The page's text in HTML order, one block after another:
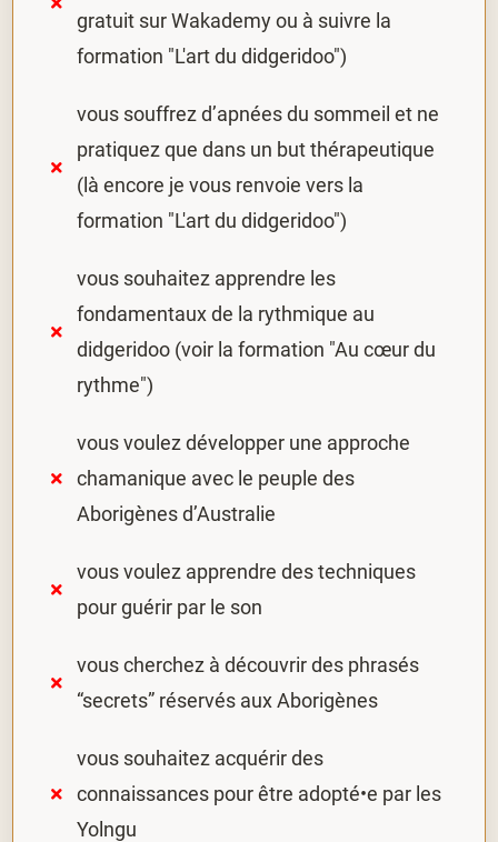
gratuit sur Wakademy ou à suivre la
formation "L'art du didgeridoo")
vous souffrez d’apnées du sommeil et ne
pratiquez que dans un but thérapeutique
(là encore je vous renvoie vers la
formation "L'art du didgeridoo")
vous souhaitez apprendre les
fondamentaux de la rythmique au
didgeridoo (voir la formation "Au cœur du
rythme")
vous voulez développer une approche
chamanique avec le peuple des
Aborigènes d’Australie
vous voulez apprendre des techniques
pour guérir par le son
vous cherchez à découvrir des phrasés
“secrets” réservés aux Aborigènes
vous souhaitez acquérir des
connaissances pour être adopté•e par les
Yolngu